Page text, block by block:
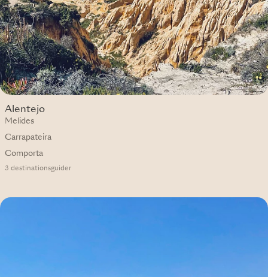
Alentejo
Melides
Carrapateira
Comporta
3 destinationsguider